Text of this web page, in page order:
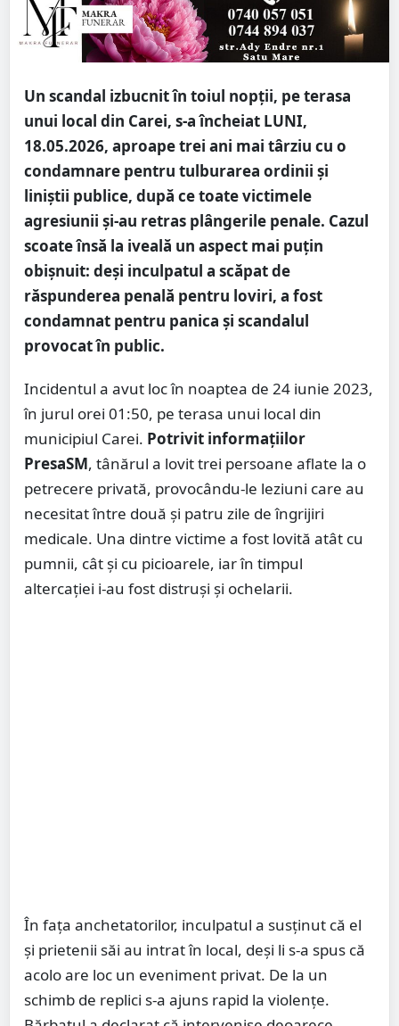
Un scandal izbucnit în toiul nopții, pe terasa
unui local din Carei, s-a încheiat LUNI,
18.05.2026, aproape trei ani mai târziu cu o
condamnare pentru tulburarea ordinii și
liniștii publice, după ce toate victimele
agresiunii și-au retras plângerile penale. Cazul
scoate însă la iveală un aspect mai puțin
obișnuit: deși inculpatul a scăpat de
răspunderea penală pentru loviri, a fost
condamnat pentru panica și scandalul
provocat în public.
Incidentul a avut loc în noaptea de 24 iunie 2023,
în jurul orei 01:50, pe terasa unui local din
municipiul Carei. Potrivit informațiilor
PresaSM, tânărul a lovit trei persoane aflate la o
petrecere privată, provocându-le leziuni care au
necesitat între două și patru zile de îngrijiri
medicale. Una dintre victime a fost lovită atât cu
pumnii, cât și cu picioarele, iar în timpul
altercației i-au fost distruși și ochelarii.
În fața anchetatorilor, inculpatul a susținut că el
și prietenii săi au intrat în local, deși li s-a spus că
acolo are loc un eveniment privat. De la un
schimb de replici s-a ajuns rapid la violențe.